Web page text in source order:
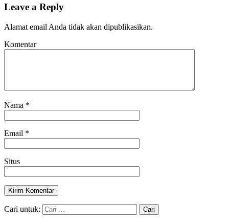
Leave a Reply
Alamat email Anda tidak akan dipublikasikan.
Komentar
Nama *
Email *
Situs
Cari untuk: